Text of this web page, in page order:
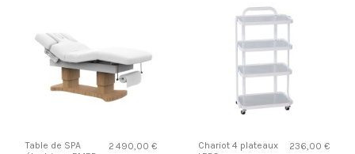
Table de SPA
2 490,00 €
Chariot 4 plateaux
236,00 €